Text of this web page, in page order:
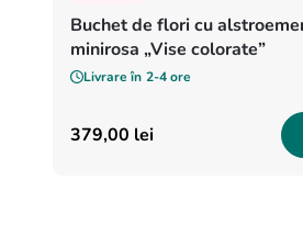
Buchet de flori cu
minirosa „Vise colorate”
Livrare în 2-4 ore
379,00 lei